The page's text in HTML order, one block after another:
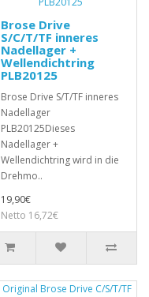
Brose Drive
S/C/T/TF inneres
Nadellager +
Wellendichtring
PLB20125
Brose Drive S/T/TF inneres
Nadellager
PLB20125Dieses
Nadellager +
Wellendichtring wird in die
Drehmo..
19,90€
Netto 16,72€